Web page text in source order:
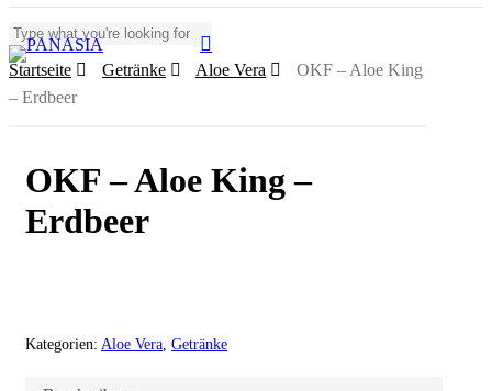
to
main
content
Close
Search
Menu
Startseite
Getränke Aloe Vera
OKF – Aloe King
– Erdbeer
OKF – Aloe King –
Erdbeer
Kategorien: Aloe Vera, Getränke